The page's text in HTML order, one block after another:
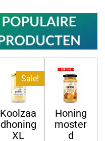
Sale!
Koolzaa
dhoning
XL
Honing
moster
d